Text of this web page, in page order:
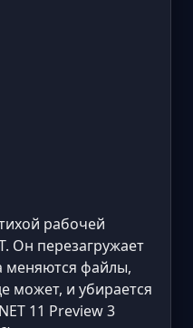
рабочей
Он перезагружает
меняются файлы,
может, и убирается
11 Preview 3